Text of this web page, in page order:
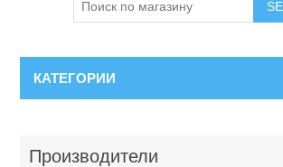
КАТЕГОРИИ
Производители